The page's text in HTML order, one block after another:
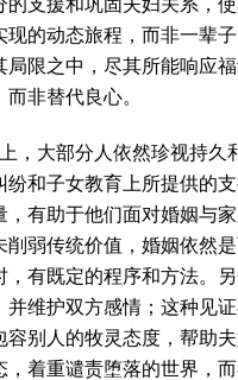
的动态旅程，而非一辈
限之中，尽其所能响应
非替代良心。
，大部分人依然珍视持久
和子女教育上所提供的
有助于他们面对婚姻与
弱传统价值，婚姻依然
有既定的程序和方法。
维护双方感情；这种见
别人的牧灵态度，帮助
着重谴责堕落的世界，